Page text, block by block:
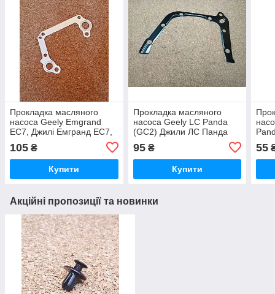
Прокладка масляного
насоса Geely Emgrand
EC7, Джилі Емгранд ЕС7,
EC7RV
105 ₴
Купити
Прокладка масляного
насоса Geely LC Panda
(GC2) Джили ЛС Панда
95₴
Купити
ГС2
55
Акційні пропозиції та новинки